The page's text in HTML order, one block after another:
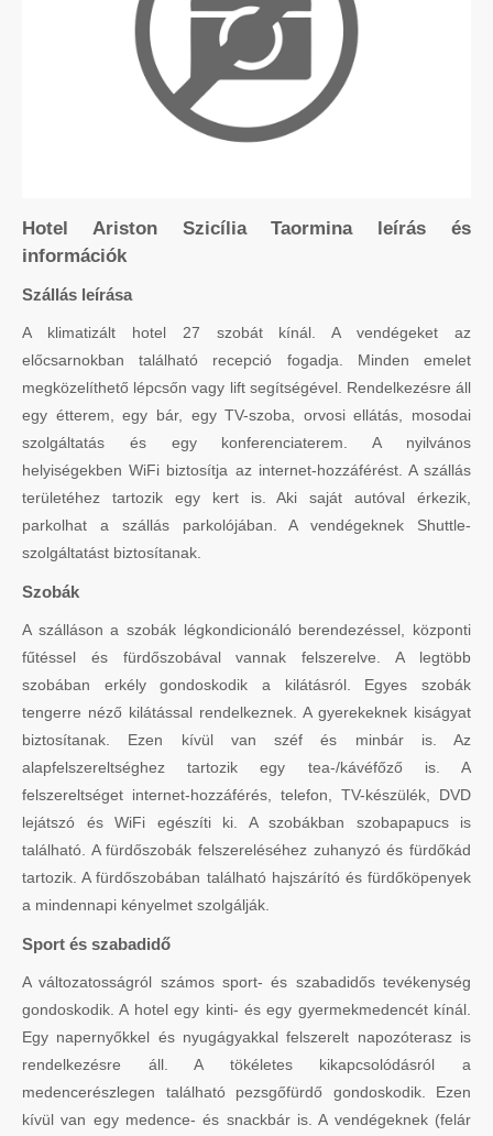
Hotel Ariston Szicília Taormina leírás és
információk
Szállás leírása
A klimatizált hotel 27 szobát kínál. A vendégeket az
előcsarnokban található recepció fogadja. Minden emelet
megközelíthető lépcsőn vagy lift segítségével. Rendelkezésre áll
egy étterem, egy bár, egy TV-szoba, orvosi ellátás, mosodai
szolgáltatás és egy konferenciaterem. A nyilvános
helyiségekben WiFi biztosítja az internet-hozzáférést. A szállás
területéhez tartozik egy kert is. Aki saját autóval érkezik,
parkolhat a szállás parkolójában. A vendégeknek Shuttle-
szolgáltatást biztosítanak.
Szobák
A szálláson a szobák légkondicionáló berendezéssel, központi
fűtéssel és fürdőszobával vannak felszerelve. A legtöbb
szobában erkély gondoskodik a kilátásról. Egyes szobák
tengerre néző kilátással rendelkeznek. A gyerekeknek kiságyat
biztosítanak. Ezen kívül van széf és minbár is. Az
alapfelszereltséghez tartozik egy tea-/kávéfőző is. A
felszereltséget internet-hozzáférés, telefon, TV-készülék, DVD
lejátszó és WiFi egészíti ki. A szobákban szobapapucs is
található. A fürdőszobák felszereléséhez zuhanyzó és fürdőkád
tartozik. A fürdőszobában található hajszárító és fürdőköpenyek
a mindennapi kényelmet szolgálják.
Sport és szabadidő
A változatosságról számos sport- és szabadidős tevékenység
gondoskodik. A hotel egy kinti- és egy gyermekmedencét kínál.
Egy napernyőkkel és nyugágyakkal felszerelt napozóterasz is
rendelkezésre áll. A tökéletes kikapcsolódásról a
medencerészlegen található pezsgőfürdő gondoskodik. Ezen
kívül van egy medence- és snackbár is. A vendégeknek (felár